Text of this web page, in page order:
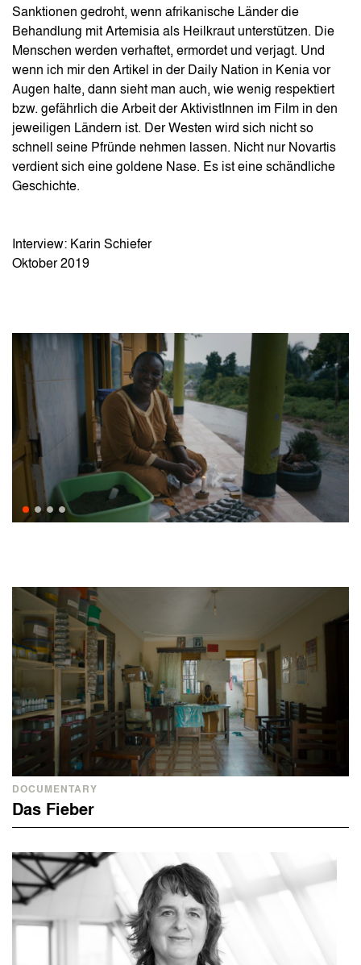
Sanktionen gedroht, wenn afrikanische Länder die
Behandlung mit Artemisia als Heilkraut unterstützen. Die
Menschen werden verhaftet, ermordet und verjagt. Und
wenn ich mir den Artikel in der Daily Nation in Kenia vor
Augen halte, dann sieht man auch, wie wenig respektiert
bzw. gefährlich die Arbeit der AktivistInnen im Film in den
jeweiligen Ländern ist. Der Westen wird sich nicht so
schnell seine Pfründe nehmen lassen. Nicht nur Novartis
verdient sich eine goldene Nase. Es ist eine schändliche
Geschichte.
Interview: Karin Schiefer
Oktober 2019
DOCUMENTARY
Das Fieber